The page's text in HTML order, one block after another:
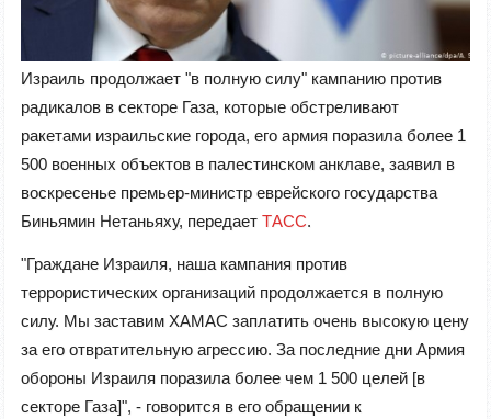
Израиль продолжает "в полную силу" кампанию против
радикалов в секторе Газа, которые обстреливают
ракетами израильские города, его армия поразила более 1
500 военных объектов в палестинском анклаве, заявил в
воскресенье премьер-министр еврейского государства
Биньямин Нетаньяху, передает ТАСС.
"Граждане Израиля, наша кампания против
террористических организаций продолжается в полную
силу. Мы заставим ХАМАС заплатить очень высокую цену
за его отвратительную агрессию. За последние дни Армия
обороны Израиля поразила более чем 1 500 целей [в
секторе Газа]", - говорится в его обращении к